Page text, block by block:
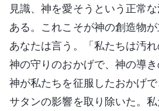
見識、神を愛そうという正常
ある。これこそが神の創造物が
あなたは言う。「私たちは汚れ
神の守りのおかげで、神の導き
神が私たちを征服したおかげ
サタンの影響を取り除いた。